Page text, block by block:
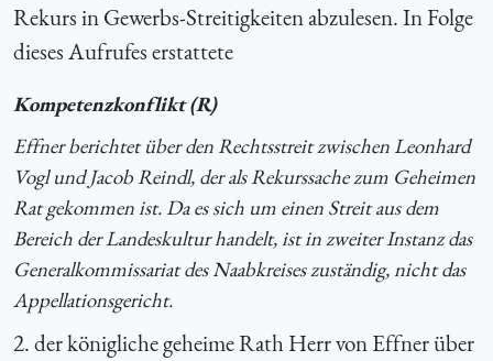
Rekurs in Gewerbs-Streitigkeiten abzulesen. In Folge
dieses Aufrufes erstattete
Kompetenzkonflikt (R)
Effner berichtet über den Rechtsstreit zwischen Leonhard
Vogl und Jacob Reindl, der als Rekurssache zum Geheimen
Rat gekommen ist. Da es sich um einen Streit aus dem
Bereich der Landeskultur handelt, ist in zweiter Instanz das
Generalkommissariat des Naabkreises zuständig, nicht das
Appellationsgericht.
2. der königliche geheime Rath Herr von Effner über